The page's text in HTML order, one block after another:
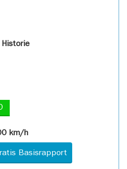
Historie
km/h
Basisrapport